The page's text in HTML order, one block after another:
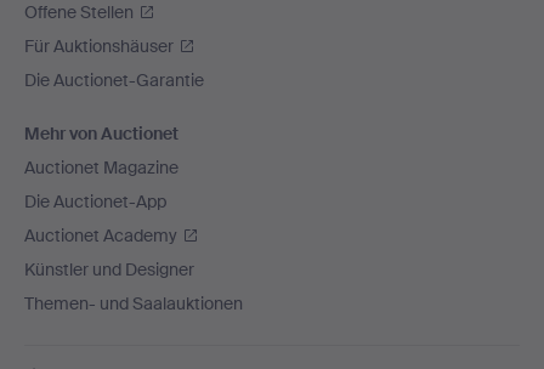
Offene Stellen
Für Auktionshäuser
Die Auctionet-Garantie
Mehr von Auctionet
Auctionet Magazine
Die Auctionet-App
Auctionet Academy
Künstler und Designer
Themen- und Saalauktionen